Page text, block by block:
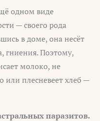
одном виде
— своего рода
в доме, она несёт
гниения. Поэтому,
молоко, не
или плесневеет хлеб —
паразитов.